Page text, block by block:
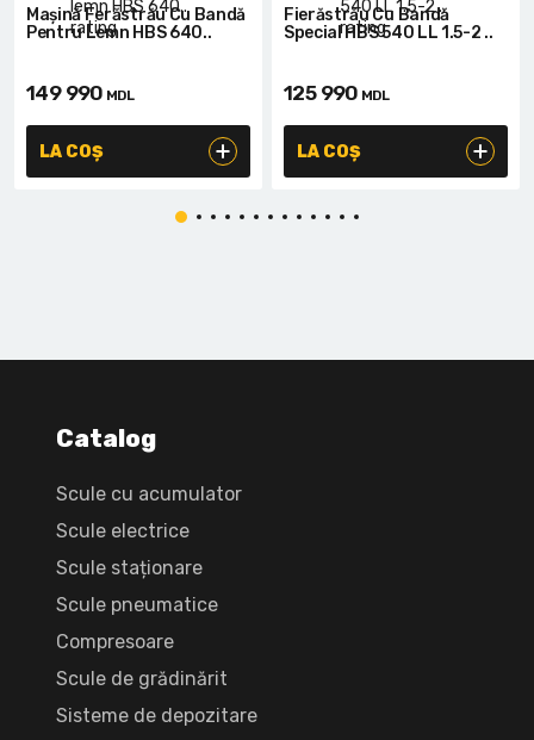
Mașină Ferăstrău Cu Bandă
Pentru Lemn HBS 640..
149 990 MDL
LA COȘ
Fierăstrău Cu Bandă
Special HBS 540 LL 1.5-2 ..
125 990 MDL
LA COȘ
Catalog
Scule cu acumulator
Scule electrice
Scule staționare
Scule pneumatice
Compresoare
Scule de grădinărit
Sisteme de depozitare